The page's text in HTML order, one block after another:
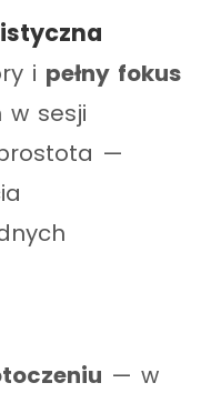
i pełny fokus
w sesji
—
— w